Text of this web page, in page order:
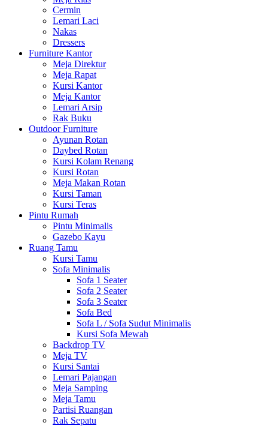
Cermin
Lemari Laci
Nakas
Dressers
Furniture Kantor
Meja Direktur
Meja Rapat
Kursi Kantor
Meja Kantor
Lemari Arsip
Rak Buku
Outdoor Furniture
Ayunan Rotan
Daybed Rotan
Kursi Kolam Renang
Kursi Rotan
Meja Makan Rotan
Kursi Taman
Kursi Teras
Pintu Rumah
Pintu Minimalis
Gazebo Kayu
Ruang Tamu
Kursi Tamu
Sofa Minimalis
Sofa 1 Seater
Sofa 2 Seater
Sofa 3 Seater
Sofa Bed
Sofa L / Sofa Sudut Minimalis
Kursi Sofa Mewah
Backdrop TV
Meja TV
Kursi Santai
Lemari Pajangan
Meja Samping
Meja Tamu
Partisi Ruangan
Rak Sepatu